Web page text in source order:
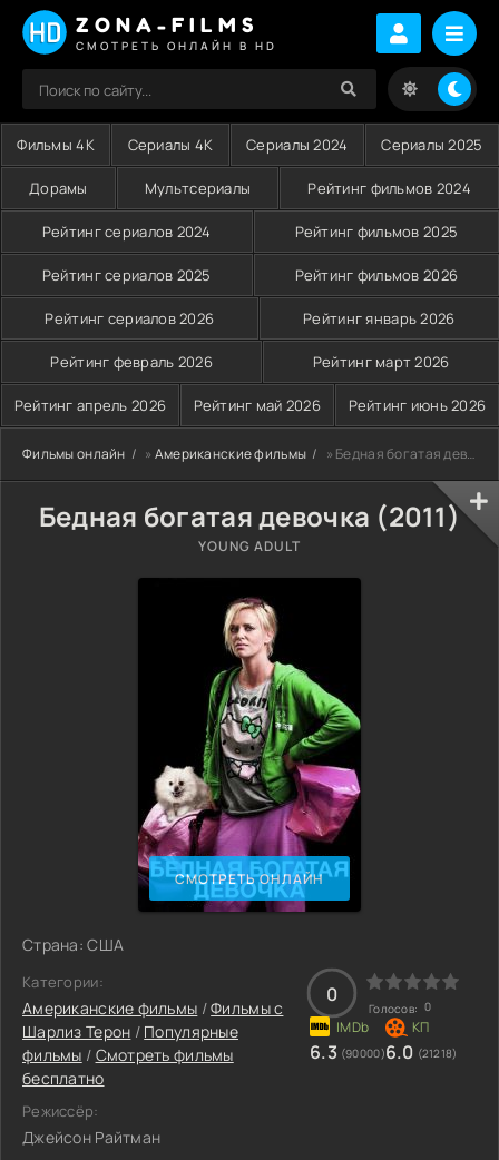
ZONA-FILMS
СМОТРЕТЬ ОНЛАЙН В HD
Фильмы 4K Сериалы 4K Сериалы 2024 Сериалы 2025
Дорамы Мультсериалы Рейтинг фильмов 2024
Рейтинг сериалов 2024 Рейтинг фильмов 2025
Рейтинг сериалов 2025 Рейтинг фильмов 2026
Рейтинг сериалов 2026 Рейтинг январь 2026
Рейтинг февраль 2026 Рейтинг март 2026
Рейтинг апрель 2026 Рейтинг май 2026 Рейтинг июнь 2026
Фильмы онлайн » Американские фильмы » Бедная богатая девочка (2011)
Бедная богатая девочка (2011)
YOUNG ADULT
СМОТРЕТЬ ОНЛАЙН
Страна: США
Категории:
Американские фильмы /Фильмы c
Шарлиз Терон / Популярные
фильмы / Смотреть фильмы
бесплатно
Режиссёр:
Джейсон Райтман
0
Голосов: 0
6.3 (90000)6.0 (21218)